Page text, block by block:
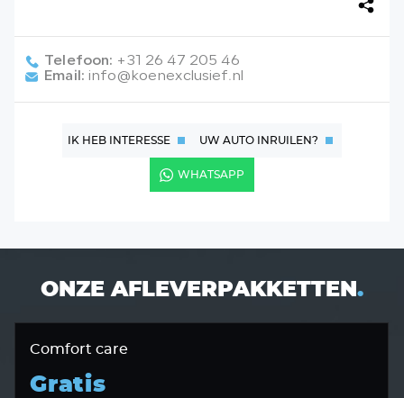
Telefoon: +31 26 47 205 46
Email: info@koenexclusief.nl
IK HEB INTERESSE UW AUTO INRUILEN?
WHATSAPP
ONZE AFLEVERPAKKETTEN .
Comfort care
Gratis